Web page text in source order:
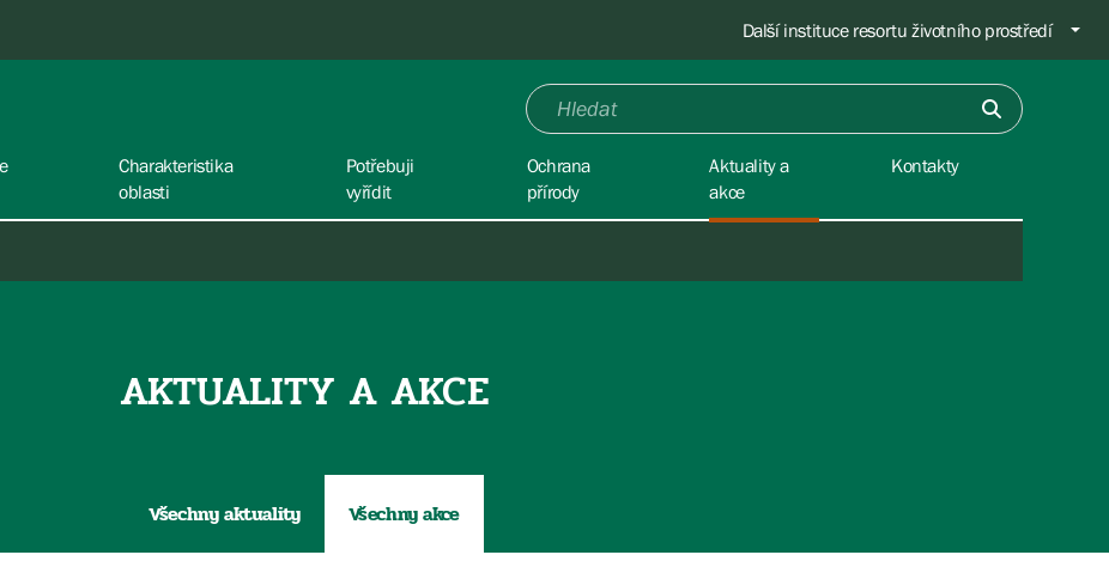
Další instituce resortu životního prostředí
Charakteristika
oblasti
Potřebuji
vyřídit
Ochrana
přírody
Aktuality a
akce
Kontakty
AKTUALITY A AKCE
Všechny aktuality Všechny akce